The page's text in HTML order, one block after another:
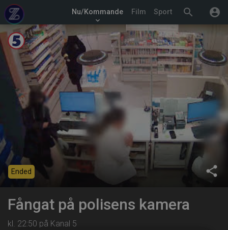
search account_circle
Nu/Kommande
keyboard_arrow_down
Film Sport
share
Ended
Fångat på polisens kamera
kl. 22:50 på Kanal 5